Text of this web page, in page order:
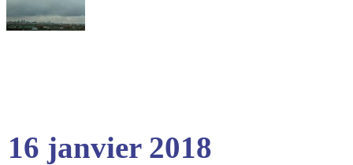
16 janvier 2018